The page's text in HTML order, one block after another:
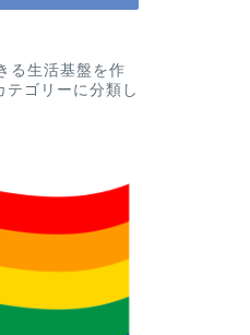
る生活基盤を作
テゴリーに分類し